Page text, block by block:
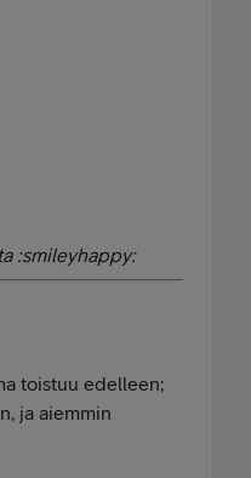
:smileyhappy:
toistuu edelleen;
ja aiemmin